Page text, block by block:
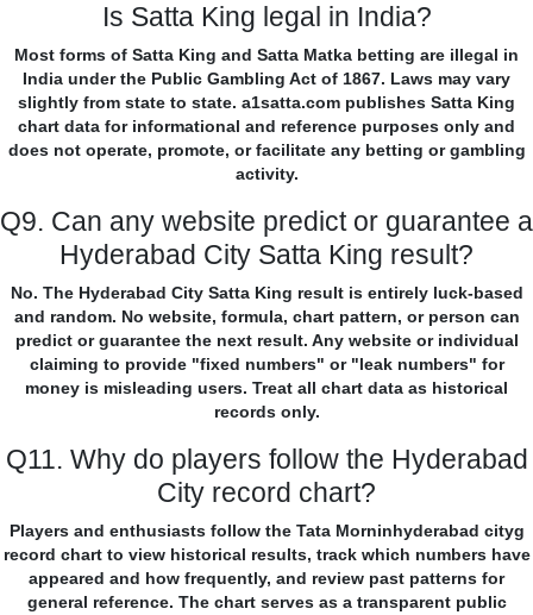
Is Satta King legal in India?
Most forms of Satta King and Satta Matka betting are illegal in
India under the Public Gambling Act of 1867. Laws may vary
slightly from state to state. a1satta.com publishes Satta King
chart data for informational and reference purposes only and
does not operate, promote, or facilitate any betting or gambling
activity.
Q9. Can any website predict or guarantee a
Hyderabad City Satta King result?
No. The Hyderabad City Satta King result is entirely luck-based
and random. No website, formula, chart pattern, or person can
predict or guarantee the next result. Any website or individual
claiming to provide "fixed numbers" or "leak numbers" for
money is misleading users. Treat all chart data as historical
records only.
Q11. Why do players follow the Hyderabad
City record chart?
Players and enthusiasts follow the Tata Morninhyderabad cityg
record chart to view historical results, track which numbers have
appeared and how frequently, and review past patterns for
general reference. The chart serves as a transparent public